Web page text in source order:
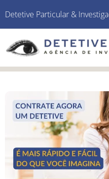
Detetive Particular &